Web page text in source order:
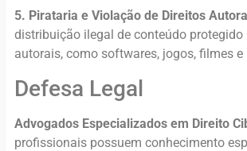
5. Pirataria e Violação de Direitos
distribuição ilegal de conteúdo protegido
autorais, como softwares, jogos, filmes e
Defesa Legal
Advogados Especializados em Direito
profissionais possuem conhecimento